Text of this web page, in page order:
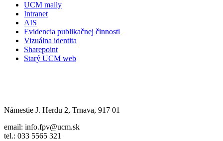
UCM maily
Intranet
AIS
Evidencia publikačnej činnosti
Vizuálna identita
Sharepoint
Starý UCM web
Námestie J. Herdu 2, Trnava, 917 01
email: info.fpv@ucm.sk
tel.: 033 5565 321